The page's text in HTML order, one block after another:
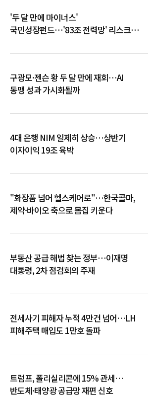
'두 달 만에 마이너스'
국민성장펀드…'83조 전력망' 리스크
구광모·젠슨 황 두 달 만에 재회…AI
동맹 성과 가시화될까
4대 은행 NIM 일제히 상승…상반기
이자이익 19조 육박
"화장품 넘어 헬스케어로"…한국콜마,
제약·바이오 축으로 몸집 키운다
부동산 공급 해법 찾는 정부…이재명
대통령, 2차 점검회의 주재
전세사기 피해자 누적 4만건 넘어…LH
피해주택 매입도 1만호 돌파
트럼프, 폴리실리콘에 15% 관세…
반도체·태양광 공급망 재편 신호